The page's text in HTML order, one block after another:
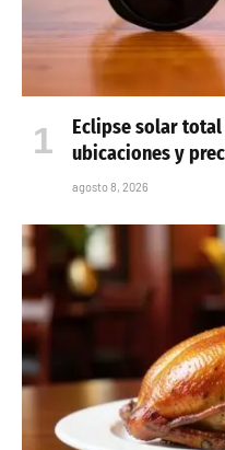
Eclipse solar total
ubicaciones y
agosto 8, 2026